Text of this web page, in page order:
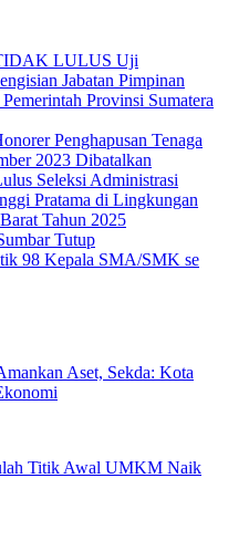
TIDAK LULUS Uji
Jabatan Pimpinan
Provinsi Sumatera
Penghapusan Tenaga
2023 Dibatalkan
Seleksi Administrasi
Pratama di Lingkungan
Tahun 2025
Tutup
98 Kepala SMA/SMK se
Aset, Sekda: Kota
Titik Awal UMKM Naik